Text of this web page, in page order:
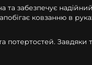
забезпечує
ковзанню в
Завдяки